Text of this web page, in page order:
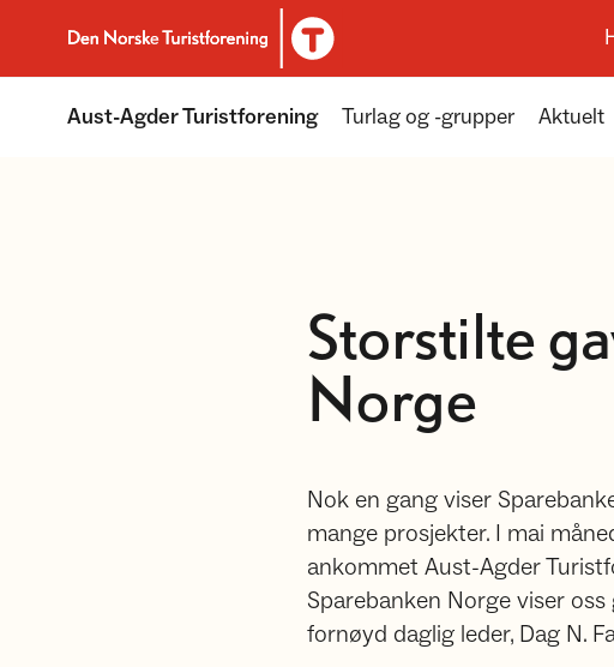
Til DNT.no forside
Aust-Agder Turistforening Turlag og -grupper Aktuelt
Storstilte
Norge
Nok en gang viser
mange prosjekter. I mai
ankommet Aust-Agder
Sparebanken Norge viser
fornøyd daglig leder, Dag N.